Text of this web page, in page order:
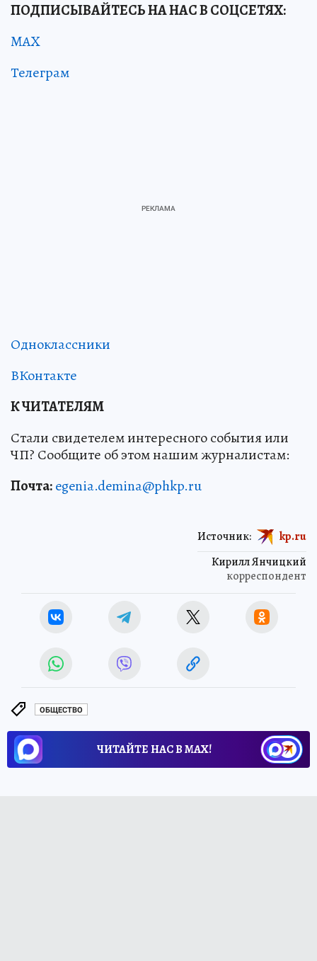
ПОДПИСЫВАЙТЕСЬ НА НАС В СОЦСЕТЯХ:
MAX
Телеграм
Одноклассники
ВКонтакте
К ЧИТАТЕЛЯМ
Стали свидетелем интересного события или
ЧП? Сообщите об этом нашим журналистам:
Почта:egenia.demina@phkp.ru
Кирилл Янчицкий
корреспондент
Источник: kp.ru
ОБЩЕСТВО
ЧИТАЙТЕ НАС В МАХ!